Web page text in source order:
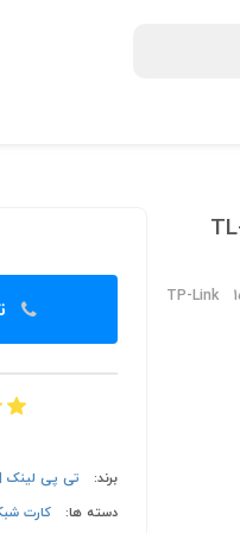
TP-Link
برند:
تی پی لینک | TP-link
دسته ها:
کارت